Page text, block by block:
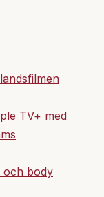
TV+ med
och body